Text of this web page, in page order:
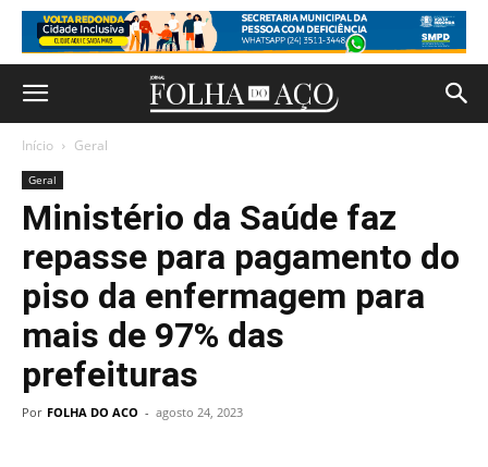
Início Geral
Geral
Ministério da Saúde faz
repasse para pagamento do
piso da enfermagem para
mais de 97% das
prefeituras
Por FOLHA DO ACO - agosto 24, 2023